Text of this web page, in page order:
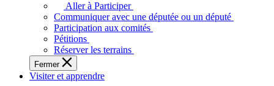
plein
potentiel,
l'Assemblée
a
besoin
de
Aller à Participer
Communiquer avec une députée ou un député
Participation aux comités
Pétitions
Réserver les terrains
Fermer
Visiter et apprendre